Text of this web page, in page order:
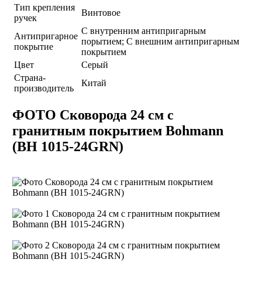
Тип крепления
ручек
Винтовое
Антипригарное
покрытие
С внутренним антипригарным
порытием; С внешним антипригарным
покрытием
Цвет
Серый
Страна-
производитель
Китай
ФОТО Сковорода 24 см с
гранитным покрытием Bohmann
(BH 1015-24GRN)